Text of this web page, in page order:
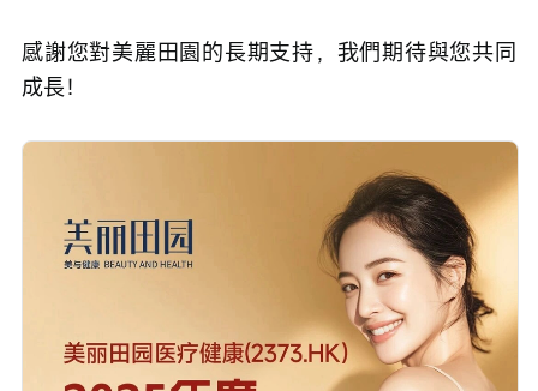
感謝您對美麗田園的長期支持，我們期待與您共同
成長！